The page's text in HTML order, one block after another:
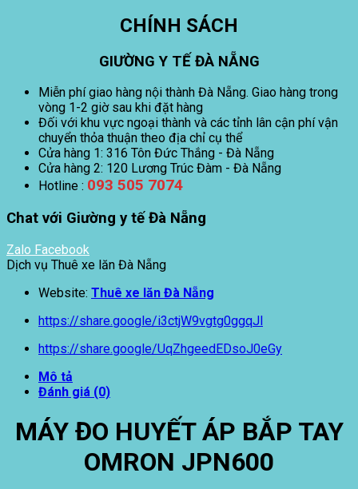
CHÍNH SÁCH
GIƯỜNG Y TẾ ĐÀ NẴNG
Miễn phí giao hàng nội thành Đà Nẵng. Giao hàng trong
vòng 1-2 giờ sau khi đặt hàng
Đối với khu vực ngoại thành và các tỉnh lân cận phí vận
chuyển thỏa thuận theo địa chỉ cụ thể
Cửa hàng 1: 316 Tôn Đức Thắng - Đà Nẵng
Cửa hàng 2: 120 Lương Trúc Đàm - Đà Nẵng
Hotline : 093 505 7074
Chat với Giường y tế Đà Nẵng
Zalo Facebook
Dịch vụ Thuê xe lăn Đà Nẵng
Website: Thuê xe lăn Đà Nẵng
https://share.google/i3ctjW9vgtg0ggqJl
https://share.google/UqZhgeedEDsoJ0eGy
Mô tả
Đánh giá (0)
MÁY ĐO HUYẾT ÁP BẮP TAY
OMRON JPN600